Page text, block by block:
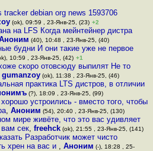
debian org news 1593706
(ok), 09:59 , 23-Янв-25, (23) +2
на LFS Когда мейнтейнер дистра
(40), 10:48 , 23-Янв-25, (40)
будни И они такие уже не первое
10:59 , 23-Янв-25, (42) +1
скоро отовсюду выпилят Не то
gumanzoy(ok), 11:38 , 23-Янв-25, (46)
практика LTS дистров, в отличии
(?), 18:09 , 23-Янв-25, (99)
устроились - вместо того, чтобы
,Аноним (54), 20:40 , 23-Янв-25, (130)
мире живёте, что это вас удивляет
сек, freehck(ok), 21:55 , 23-Янв-25, (141)
Разработчик может чисто
хрен на вас и , Аноним (-), 18:28 , 25-